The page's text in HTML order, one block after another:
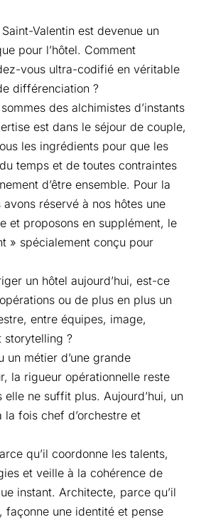
Saint-Valentin est devenue un
pour l’hôtel. Comment
vous ultra-codifié en véritable
différenciation ?
des alchimistes d’instants
est dans le séjour de couple,
les ingrédients pour que les
temps et de toutes contraintes
d’être ensemble. Pour la
avons réservé à nos hôtes une
et proposons en supplément, le
» spécialement conçu pour
un hôtel aujourd’hui, est-ce
ou de plus en plus un
entre équipes, image,
storytelling ?
un métier d’une grande
la rigueur opérationnelle reste
elle ne suffit plus. Aujourd’hui, un
fois chef d’orchestre et
qu’il coordonne les talents,
et veille à la cohérence de
instant. Architecte, parce qu’il
façonne une identité et pense